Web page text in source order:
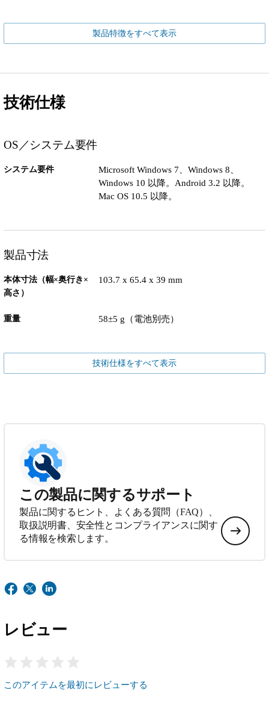
製品特徴をすべて表示
技術仕様
OS／システム要件
システム要件
Microsoft Windows 7、Windows 8、
Windows 10 以降。Android 3.2 以降。
Mac OS 10.5 以降。
製品寸法
本体寸法（幅×奥行き×
高さ）
103.7 x 65.4 x 39 mm
重量 58±5 g（電池別売）
技術仕様をすべて表示
この製品に関するサポート
製品に関するヒント、よくある質問（FAQ）、
取扱説明書、安全性とコンプライアンスに関す
る情報を検索します。
レビュー
このアイテムを最初にレビューする